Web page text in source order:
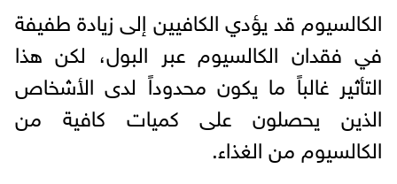
الكالسيوم قد يؤدي الكافيين إلى زيادة طفيفة
في فقدان الكالسيوم عبر البول، لكن هذا
التأثير غالباً ما يكون محدوداً لدى الأشخاص
الذين يحصلون على كميات كافية من
الكالسيوم من الغذاء.